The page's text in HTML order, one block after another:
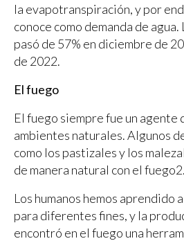
la evapotranspiración, y por
conoce como demanda de agua.
pasó de 57% en diciembre de
de 2022.
El fuego
El fuego siempre fue un agente
ambientes naturales. Algunos
como los pastizales y los
de manera natural con el fuego2.
Los humanos hemos aprendido
para diferentes fines, y la
encontró en el fuego una